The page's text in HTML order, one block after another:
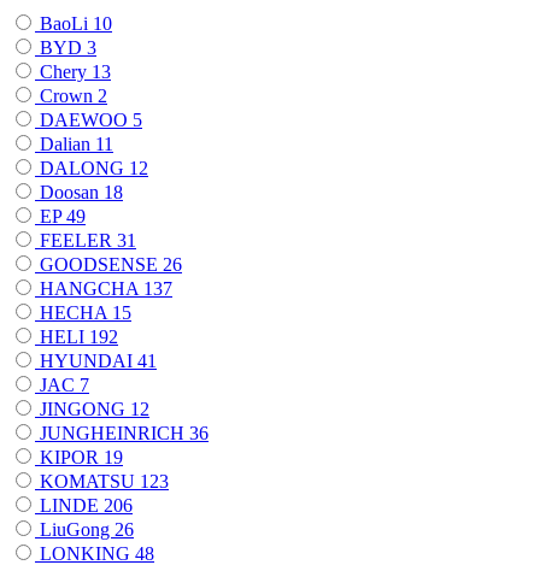
BaoLi 10
BYD 3
Chery 13
Crown 2
DAEWOO 5
Dalian 11
DALONG 12
Doosan 18
EP49
FEELER 31
GOODSENSE 26
HANGCHA 137
HECHA 15
HELI 192
HYUNDAI 41
JAC 7
JINGONG 12
JUNGHEINRICH 36
KIPOR 19
KOMATSU 123
LINDE 206
LiuGong 26
LONKING 48